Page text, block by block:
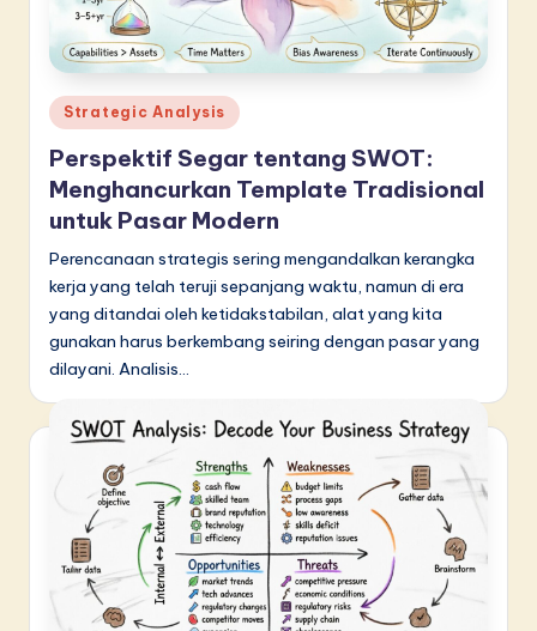
o
n
e
si
a
n
-
L
a
t
in
A
Posted
in
Strategic Analysis
Perspektif Segar tentang SWOT:
Menghancurkan Template Tradisional
untuk Pasar Modern
Perencanaan strategis sering mengandalkan kerangka
kerja yang telah teruji sepanjang waktu, namun di era
yang ditandai oleh ketidakstabilan, alat yang kita
gunakan harus berkembang seiring dengan pasar yang
dilayani. Analisis…